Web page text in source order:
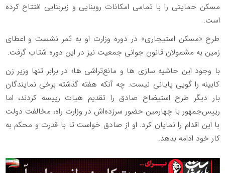
مسکن حمایتی را با تمامی امکانات روبنایی و زیربنایی افتتاح کرده
است.
طرح «مسکن استیجاری» در دوره وزارت او به ثمر نشست و اعطای
زمین به مشمولان قانون جوانی جمعیت نیز در این دوره شتاب گرفت.
با وجود این حاشیه سازی ها و مانع‌تراشی‎ ها؛ در برابر تنها وزیر زن
کابینه را گویی پایانی نیست. چه آنکه هفته گذشته برخی نمایندگان
بار دیگر طرح استیضاح صادق را تقدیم هیات رییسه کردند، اما
رییس‌جمهور با چهارمین حضور سرزده‌اش در وزارت راه، مخالفت دولت
با این اقدام را نمایان کرد. او از صادق خواست تا با قدرت و محکم به
کار خود ادامه بدهد.